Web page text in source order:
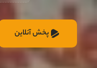
پخش آنلاین